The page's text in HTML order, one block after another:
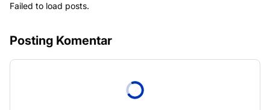
Failed to load posts.
Posting Komentar